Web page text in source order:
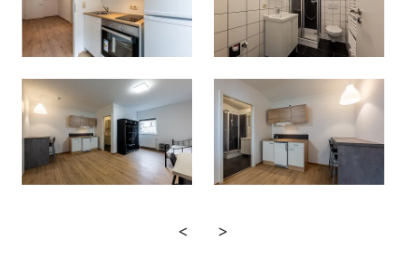
< >